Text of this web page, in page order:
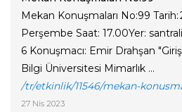
Mekan Konuşmaları No:99 Tarih:
Perşembe Saat: 17.00Yer:
6 Konuşmacı: Emir Drahşan
Bilgi Üniversitesi Mimarlık ...
/tr/etkinlik/11546/mekan-
27 Nis 2023